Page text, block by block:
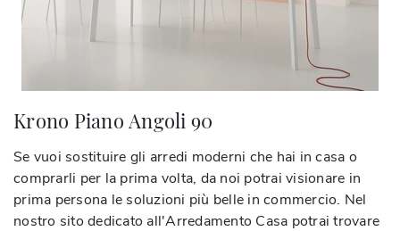
Krono Piano Angoli 90
Se vuoi sostituire gli arredi moderni che hai in casa o
comprarli per la prima volta, da noi potrai visionare in
prima persona le soluzioni più belle in commercio. Nel
nostro sito dedicato all'Arredamento Casa potrai trovare